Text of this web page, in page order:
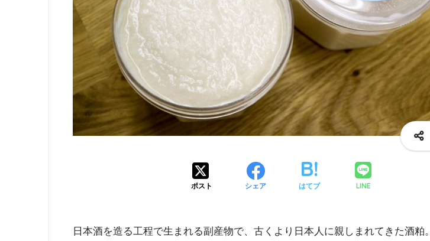
ポスト シェア はてブ LINE
日本酒を造る工程で生まれる副産物で、古くより日本人に親しまれてきた酒粕。